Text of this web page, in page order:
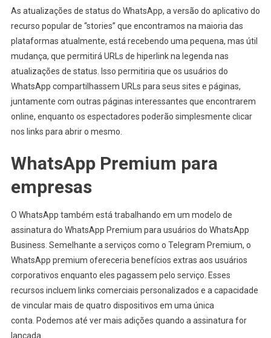
As atualizações de status do WhatsApp, a versão do aplicativo do
recurso popular de “stories” que encontramos na maioria das
plataformas atualmente, está recebendo uma pequena, mas útil
mudança, que permitirá URLs de hiperlink na legenda nas
atualizações de status. Isso permitiria que os usuários do
WhatsApp compartilhassem URLs para seus sites e páginas,
juntamente com outras páginas interessantes que encontrarem
online, enquanto os espectadores poderão simplesmente clicar
nos links para abrir o mesmo.
WhatsApp Premium para
empresas
O WhatsApp também está trabalhando em um modelo de
assinatura do WhatsApp Premium para usuários do WhatsApp
Business. Semelhante a serviços como o Telegram Premium, o
WhatsApp premium ofereceria benefícios extras aos usuários
corporativos enquanto eles pagassem pelo serviço. Esses
recursos incluem links comerciais personalizados e a capacidade
de vincular mais de quatro dispositivos em uma única
conta. Podemos até ver mais adições quando a assinatura for
lançada.